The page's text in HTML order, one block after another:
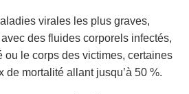
virales les plus graves,
des fluides corporels infectés,
ou le corps des victimes, certaines
de mortalité allant jusqu’à 50 %.